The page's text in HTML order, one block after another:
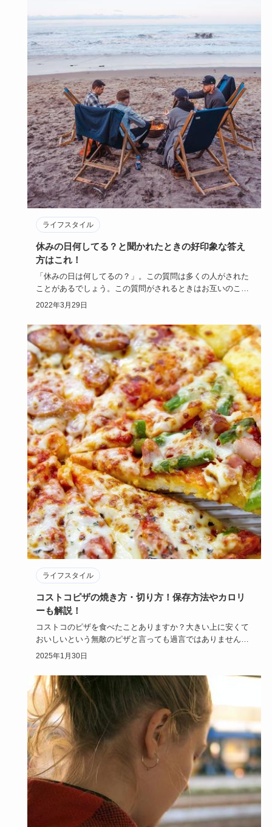
ライフスタイル
休みの日何してる？と聞かれたときの好印象な答え
方はこれ！
「休みの日は何してるの？」。この質問は多くの人がされた
ことがあるでしょう。この質問がされるときはお互いのこと
をまだよく知ら…
2022年3月29日
ライフスタイル
コストコピザの焼き方・切り方！保存方法やカロリ
ーも解説！
コストコのピザを食べたことありますか？大きい上に安くて
おいしいという無敵のピザと言っても過言ではありません！
焼き方次第で心…
2025年1月30日